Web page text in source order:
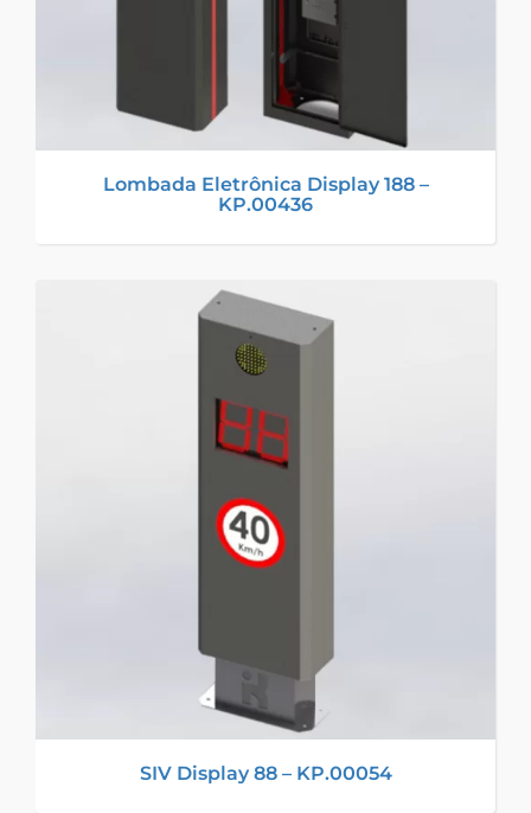
Lombada Eletrônica Display 188 –
KP.00436
SIV Display 88 – KP.00054